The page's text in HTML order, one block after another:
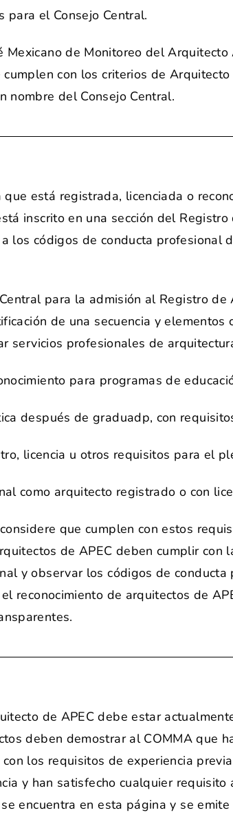
para el Consejo Central.
de Monitoreo del
con los criterios de
nombre del Consejo Central.
está registrada, licenciada o
inscrito en una sección del
los códigos de conducta
para la admisión al Registro
de una secuencia y
servicios profesionales de
para programas de
después de graduadp, con
licencia u otros requisitos para el
como arquitecto registrado o con
que cumplen con estos
de APEC deben cumplir
y observar los códigos de
reconocimiento de arquitectos de
de APEC debe estar
deben demostrar al COMMA que
los requisitos de experiencia
y han satisfecho cualquier
encuentra en esta página y se